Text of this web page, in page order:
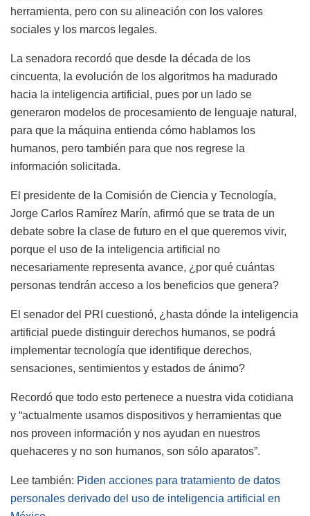
herramienta, pero con su alineación con los valores
sociales y los marcos legales.
La senadora recordó que desde la década de los
cincuenta, la evolución de los algoritmos ha madurado
hacia la inteligencia artificial, pues por un lado se
generaron modelos de procesamiento de lenguaje natural,
para que la máquina entienda cómo hablamos los
humanos, pero también para que nos regrese la
información solicitada.
El presidente de la Comisión de Ciencia y Tecnología,
Jorge Carlos Ramírez Marín, afirmó que se trata de un
debate sobre la clase de futuro en el que queremos vivir,
porque el uso de la inteligencia artificial no
necesariamente representa avance, ¿por qué cuántas
personas tendrán acceso a los beneficios que genera?
El senador del PRI cuestionó, ¿hasta dónde la inteligencia
artificial puede distinguir derechos humanos, se podrá
implementar tecnología que identifique derechos,
sensaciones, sentimientos y estados de ánimo?
Recordó que todo esto pertenece a nuestra vida cotidiana
y “actualmente usamos dispositivos y herramientas que
nos proveen información y nos ayudan en nuestros
quehaceres y no son humanos, son sólo aparatos”.
Lee también: Piden acciones para tratamiento de datos
personales derivado del uso de inteligencia artificial en